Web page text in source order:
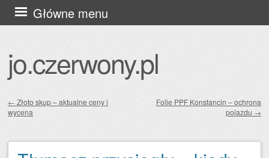
jo.czerwony.pl
Główne menu
Przejdź
do
Zobacz wpisy
← Złoto skup – aktualne ceny i
wycena
Folie PPF Konstancin – ochrona
pojazdu →